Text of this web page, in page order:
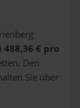
488,36 € pro
Den
Sie über